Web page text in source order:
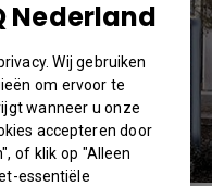
Nederland
Wij gebruiken
om ervoor te
wanneer u onze
accepteren door
of klik op "Alleen
essentiële